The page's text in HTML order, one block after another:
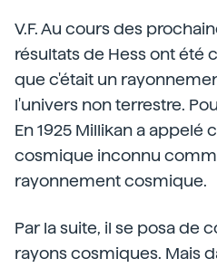
V.F. Au cours des
résultats de Hess ont
que c'était un
l'univers non terrestre.
En 1925 Millikan a appelé
cosmique inconnu
rayonnement cosmique.
Par la suite, il se posa de
rayons cosmiques. Mais